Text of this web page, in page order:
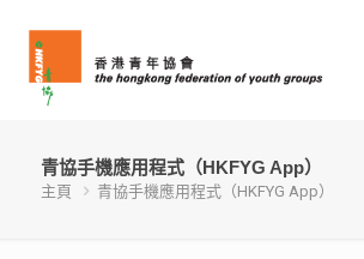
青協手機應用程式（HKFYG App）
主頁 青協手機應用程式（HKFYG App）